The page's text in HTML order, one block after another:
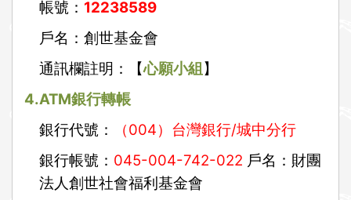
帳號： 12238589
戶名：創世基金會
通訊欄註明：【心願小組 】
4.ATM銀行轉帳
銀行代號：
（004）台灣銀行/城中分行
銀行帳號： 045-004-742-022 戶名：財團
法人創世社會福利基金會